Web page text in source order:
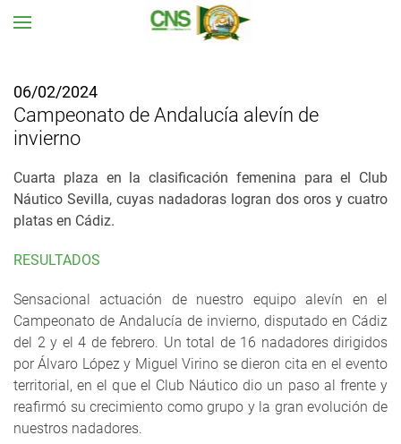
06/02/2024
Campeonato de Andalucía alevín de
invierno
Cuarta plaza en la clasificación femenina para el Club
Náutico Sevilla, cuyas nadadoras logran dos oros y cuatro
platas en Cádiz.
RESULTADOS
Sensacional actuación de nuestro equipo alevín en el
Campeonato de Andalucía de invierno, disputado en Cádiz
del 2 y el 4 de febrero. Un total de 16 nadadores dirigidos
por Álvaro López y Miguel Virino se dieron cita en el evento
territorial, en el que el Club Náutico dio un paso al frente y
reafirmó su crecimiento como grupo y la gran evolución de
nuestros nadadores.